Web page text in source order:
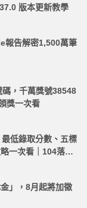
版本更新教學
報告解密1,500萬筆
，千萬獎號38548
獎一次看
低錄取分數、五標
一次看｜104落點
」，8月起將加徵